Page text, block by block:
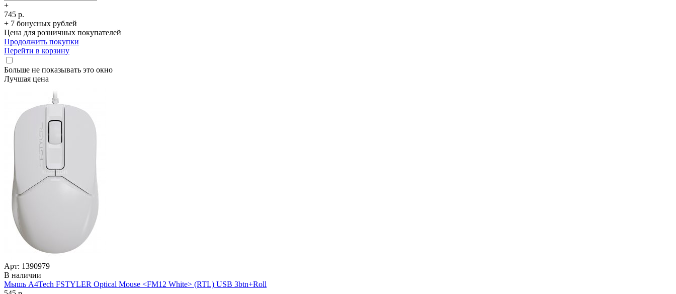
+
745 р.
+ 7 бонусных рублей
Цена для розничных покупателей
Продолжить покупки
Перейти в корзину
Больше не показывать это окно
Лучшая цена
Арт: 1390979
В наличии
Мышь A4Tech FSTYLER Optical Mouse <FM12 White> (RTL) USB 3btn+­Roll